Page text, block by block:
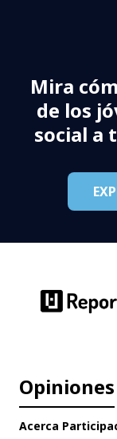
Mira
de los
social a
Opiniones
Acerca